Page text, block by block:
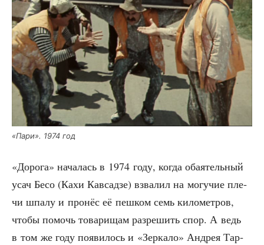
«Пари». 1974 год
«Доро­га» нача­лась в 1974 году, когда оба­я­тель­ный
усач Бесо (Кахи Кав­сад­зе) взва­лил на могу­чие пле­
чи шпа­лу и про­нёс её пеш­ком семь кило­мет­ров,
что­бы помочь това­ри­щам раз­ре­шить спор. А ведь
в том же году появи­лось и «Зер­ка­ло» Андрея Тар­